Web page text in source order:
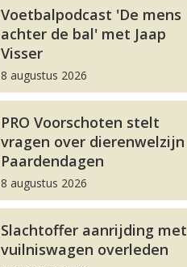
Voetbalpodcast 'De mens
achter de bal' met Jaap
Visser
8 augustus 2026
PRO Voorschoten stelt
vragen over dierenwelzijn
Paardendagen
8 augustus 2026
Slachtoffer aanrijding met
vuilniswagen overleden